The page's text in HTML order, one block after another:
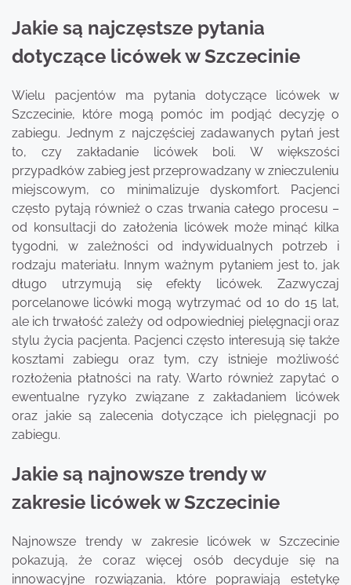
Jakie są najczęstsze pytania
dotyczące licówek w Szczecinie
Wielu pacjentów ma pytania dotyczące licówek w
Szczecinie, które mogą pomóc im podjąć decyzję o
zabiegu. Jednym z najczęściej zadawanych pytań jest
to, czy zakładanie licówek boli. W większości
przypadków zabieg jest przeprowadzany w znieczuleniu
miejscowym, co minimalizuje dyskomfort. Pacjenci
często pytają również o czas trwania całego procesu –
od konsultacji do założenia licówek może minąć kilka
tygodni, w zależności od indywidualnych potrzeb i
rodzaju materiału. Innym ważnym pytaniem jest to, jak
długo utrzymują się efekty licówek. Zazwyczaj
porcelanowe licówki mogą wytrzymać od 10 do 15 lat,
ale ich trwałość zależy od odpowiedniej pielęgnacji oraz
stylu życia pacjenta. Pacjenci często interesują się także
kosztami zabiegu oraz tym, czy istnieje możliwość
rozłożenia płatności na raty. Warto również zapytać o
ewentualne ryzyko związane z zakładaniem licówek
oraz jakie są zalecenia dotyczące ich pielęgnacji po
zabiegu.
Jakie są najnowsze trendy w
zakresie licówek w Szczecinie
Najnowsze trendy w zakresie licówek w Szczecinie
pokazują, że coraz więcej osób decyduje się na
innowacyjne rozwiązania, które poprawiają estetykę